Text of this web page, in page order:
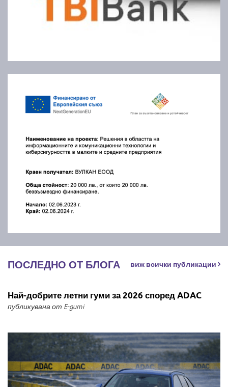
ПОСЛЕДНО ОТ БЛОГА виж всички публикации
Най-добрите летни гуми за 2026 според ADAC
публикувана от E-gumi